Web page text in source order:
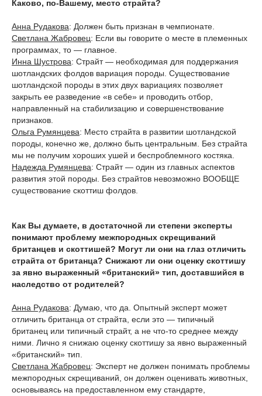
Каково, по-Вашему, место страйта?
Анна Рудакова: Должен быть признан в чемпионате.
Светлана Жабровец: Если вы говорите о месте в племенных
программах, то — главное.
Инна Шустрова: Страйт — необходимая для поддержания
шотландских фолдов вариация породы. Существование
шотландской породы в этих двух вариациях позволяет
закрыть ее разведение «в себе» и проводить отбор,
направленный на стабилизацию и совершенствование
признаков.
Ольга Румянцева: Место страйта в развитии шотландской
породы, конечно же, должно быть центральным. Без страйта
мы не получим хороших ушей и беспроблемного костяка.
Надежда Румянцева: Страйт — один из главных аспектов
развития этой породы. Без страйтов невозможно ВООБЩЕ
существование скоттиш фолдов.
Как Вы думаете, в достаточной ли степени эксперты
понимают проблему межпородных скрещиваний
британцев и скоттишей? Могут ли они на глаз отличить
страйта от британца? Снижают ли они оценку скоттишу
за явно выраженный «британский» тип, доставшийся в
наследство от родителей?
Анна Рудакова: Думаю, что да. Опытный эксперт может
отличить британца от страйта, если это — типичный
британец или типичный страйт, а не что-то среднее между
ними. Лично я снижаю оценку скоттишу за явно выраженный
«британский» тип.
Светлана Жабровец: Эксперт не должен понимать проблемы
межпородных скрещиваний, он должен оценивать животных,
основываясь на предоставленном ему стандарте,